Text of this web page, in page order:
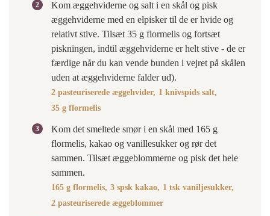
Kom æggehviderne og salt i en skål og pisk
æggehviderne med en elpisker til de er hvide og
relativt stive. Tilsæt 35 g flormelis og fortsæt
piskningen, indtil æggehviderne er helt stive - de er
færdige når du kan vende bunden i vejret på skålen
uden at æggehviderne falder ud).
2 pasteuriserede æggehvider, 1 knivspids salt,
35 g flormelis
Kom det smeltede smør i en skål med 165 g
flormelis, kakao og vanillesukker og rør det
sammen. Tilsæt æggeblommerne og pisk det hele
sammen.
165 g flormelis, 3 spsk kakao, 1 tsk vaniljesukker,
2 pasteuriserede æggeblommer